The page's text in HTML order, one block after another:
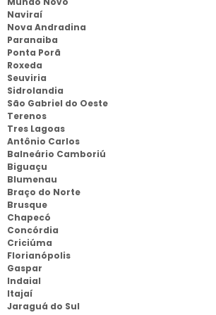
Naviraí
Nova Andradina
Paranaiba
Ponta Porã
Roxeda
Seuviria
Sidrolandia
São Gabriel do Oeste
Terenos
Tres Lagoas
Antônio Carlos
Balneário Camboriú
Biguaçu
Blumenau
Braço do Norte
Brusque
Chapecó
Concórdia
Criciúma
Florianópolis
Gaspar
Indaial
Itajaí
Jaraguá do Sul